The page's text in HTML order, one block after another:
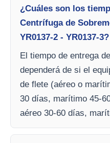
¿Cuáles son los
Centrífuga de
YR0137-2 - YR0137-3?
El tiempo de entrega
dependerá de si el
de flete (aéreo o
30 días, marítimo 45-
aéreo 30-60 días,